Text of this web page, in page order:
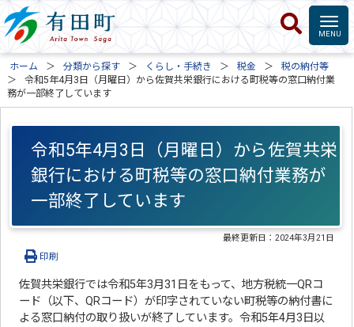
ホーム 分類から探す くらし・手続き 税金
税の納付等
令和5年4月3日（月曜日）から佐賀共栄銀行における町税等の窓口納付業
務が一部終了しています
令和5年4月3日（月曜日）から佐賀共栄
銀行における町税等の窓口納付業務が
一部終了しています
最終更新日：2024年3月21日
印刷
佐賀共栄銀行では令和5年3月31日をもって、地方税統一QRコ
ード（以下、QRコード）が印字されていない町税等の納付書に
よる窓口納付の取り扱いが終了しています。令和5年4月3日以